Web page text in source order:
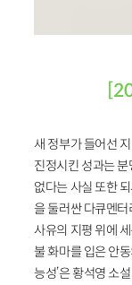
새 정부가 들어선
진정시킨 성과는
없다는 사실 또한
을 둘러싼 다큐멘
사유의 지평 위에
불 화마를 입은 안
능성’은 황석영 소